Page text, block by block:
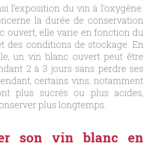
l’exposition du vin à l’oxygène.
la durée de conservation
ouvert, elle varie en fonction du
des conditions de stockage. En
un vin blanc ouvert peut être
2 à 3 jours sans perdre ses
certains vins, notamment
plus sucrés ou plus acides,
plus longtemps.
son vin blanc en